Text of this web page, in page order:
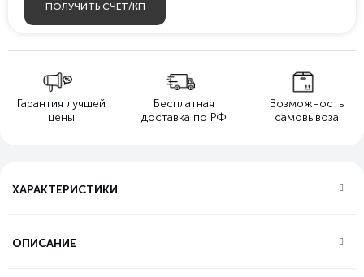
ПОЛУЧИТЬ СЧЕТ/КП
Гарантия лучшей
цены
Бесплатная
доставка по РФ
Возможность
самовывоза
ХАРАКТЕРИСТИКИ
ОПИСАНИЕ